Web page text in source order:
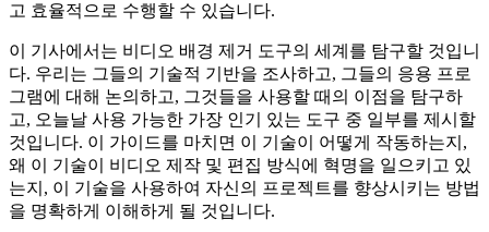
고 효율적으로 수행할 수 있습니다.
이 기사에서는 비디오 배경 제거 도구의 세계를 탐구할 것입니
다. 우리는 그들의 기술적 기반을 조사하고, 그들의 응용 프로
그램에 대해 논의하고, 그것들을 사용할 때의 이점을 탐구하
고, 오늘날 사용 가능한 가장 인기 있는 도구 중 일부를 제시할
것입니다. 이 가이드를 마치면 이 기술이 어떻게 작동하는지,
왜 이 기술이 비디오 제작 및 편집 방식에 혁명을 일으키고 있
는지, 이 기술을 사용하여 자신의 프로젝트를 향상시키는 방법
을 명확하게 이해하게 될 것입니다.